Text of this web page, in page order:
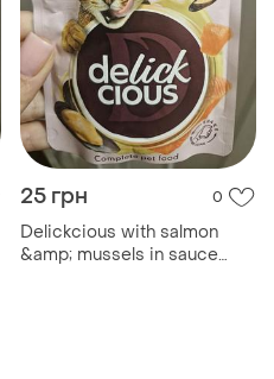
25 грн 0
Delickcious with salmon
&amp; mussels in sauce